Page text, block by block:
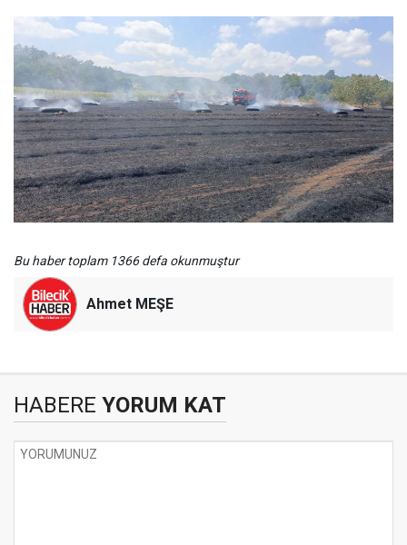
Bu haber toplam 1366 defa okunmuştur
Ahmet MEŞE
HABERE YORUM KAT